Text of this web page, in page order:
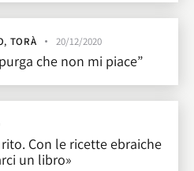
, TORÀ 20/12/2020
che non mi piace”
Con le ricette ebraiche
un libro»